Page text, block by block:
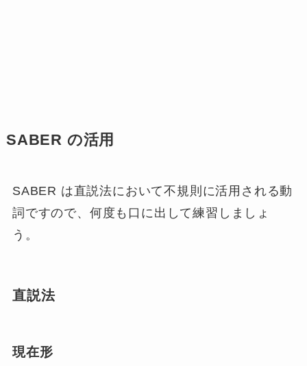
SABER の活用
SABER は直説法において不規則に活用 される動
詞ですので、何度も口に出して練習しましょ
う。
直説法
現在形